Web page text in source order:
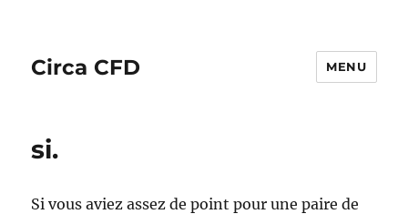
Circa CFD MENU
si.
Si vous aviez assez de point pour une paire de